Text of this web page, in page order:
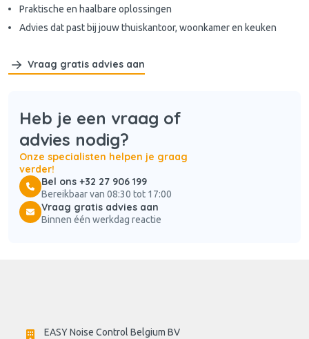
Praktische en haalbare oplossingen
Advies dat past bij jouw thuiskantoor, woonkamer en keuken
Vraag gratis advies aan
Heb je een vraag of
advies nodig?
Onze specialisten helpen je graag
verder!
Bel ons +32 27 906 199
Bereikbaar van 08:30 tot 17:00
Vraag gratis advies aan
Binnen één werkdag reactie
EASY Noise Control Belgium BV